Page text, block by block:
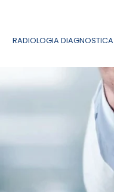
RADIOLOGIA DIAGNOSTICA